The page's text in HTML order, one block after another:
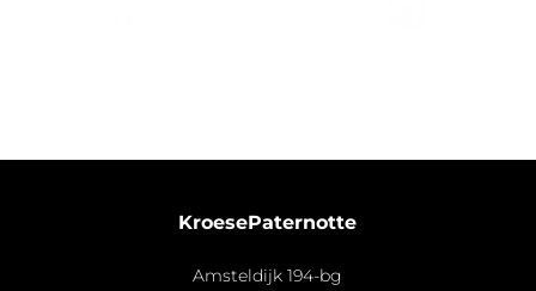
KroesePaternotte
Amsteldijk 194-bg